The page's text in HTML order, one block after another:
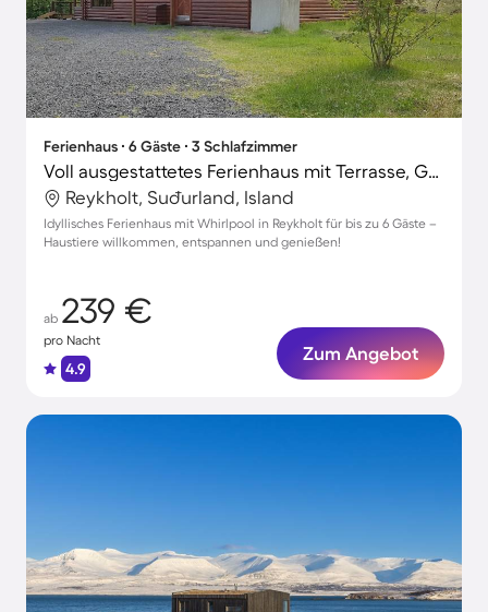
Ferienhaus ∙ 6 Gäste ∙ 3 Schlafzimmer
Voll ausgestattetes Ferienhaus mit Terrasse, Grill und Whirlpool | Naturblick | Hunde erlaubt
Reykholt, Suðurland, Island
Idyllisches Ferienhaus mit Whirlpool in Reykholt für bis zu 6 Gäste –
Haustiere willkommen, entspannen und genießen!
ab 239 €
pro Nacht
4.9
Zum Angebot